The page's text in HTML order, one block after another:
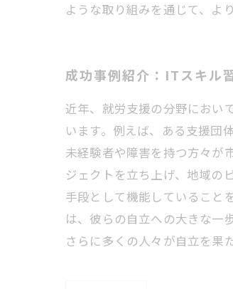
ような取り組みを通じて、よ
成功事例紹介：ITスキル
近年、就労支援の分野におい
います。例えば、ある支援団
未経験者や障害を持つ方々が
ジェクトを立ち上げ、地域の
手段として機能していること
は、彼らの自立への大きな一
さらに多くの人々が自立を果